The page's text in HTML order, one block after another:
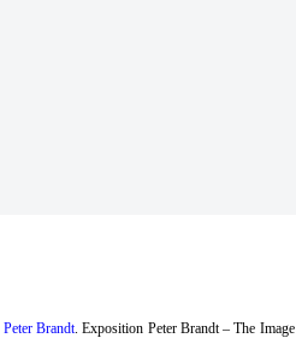
Peter Brandt. Exposition Peter Brandt – The Image